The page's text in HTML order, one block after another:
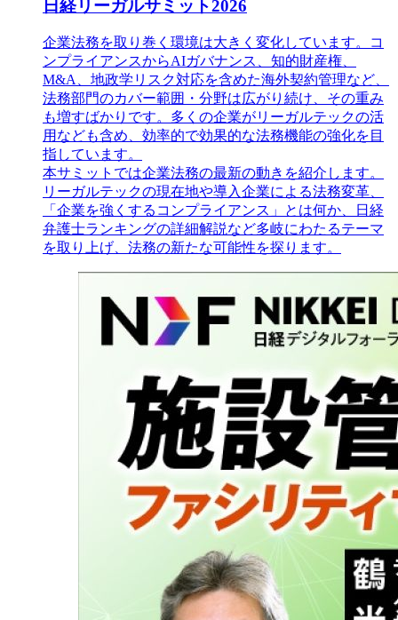
日経リーガルサミット2026
企業法務を取り巻く環境は大きく変化しています。コ
ンプライアンスからAIガバナンス、知的財産権、
M&A、地政学リスク対応を含めた海外契約管理など、
法務部門のカバー範囲・分野は広がり続け、その重み
も増すばかりです。多くの企業がリーガルテックの活
用なども含め、効率的で効果的な法務機能の強化を目
指しています。
本サミットでは企業法務の最新の動きを紹介します。
リーガルテックの現在地や導入企業による法務変革、
「企業を強くするコンプライアンス」とは何か、日経
弁護士ランキングの詳細解説など多岐にわたるテーマ
を取り上げ、法務の新たな可能性を探ります。